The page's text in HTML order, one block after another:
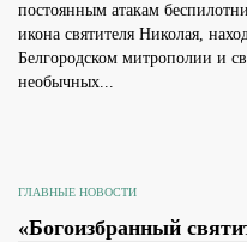
постоянным атакам
икона святителя Николая,
Белгородском митрополии и
необычных...
ГЛАВНЫЕ НОВОСТИ
«Богоизбранный